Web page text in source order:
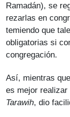
Ramadán), se
rezarlas en
temiendo que
obligatorias si
congregación.
Así, mientras
es mejor realizar
Tarawih, dio